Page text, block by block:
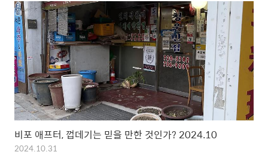
비포 애프터, 껍데기는 믿을 만한 것인가? 2024.10
2024.10.31